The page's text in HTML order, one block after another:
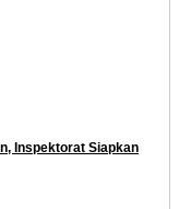
Inspektorat Siapkan